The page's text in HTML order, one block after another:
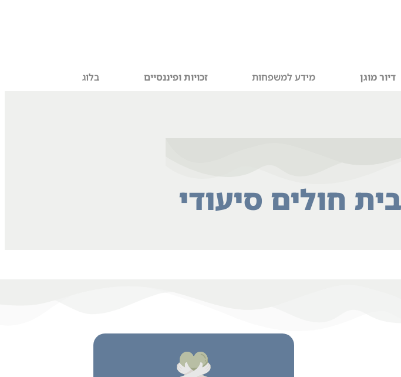
דיור מוגן מידע למשפחות זכויות ופיננסיים בלוג
חולים סיעודי